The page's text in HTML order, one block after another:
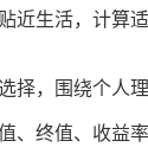
近生活，计算
择，围绕个人
、终值、收益